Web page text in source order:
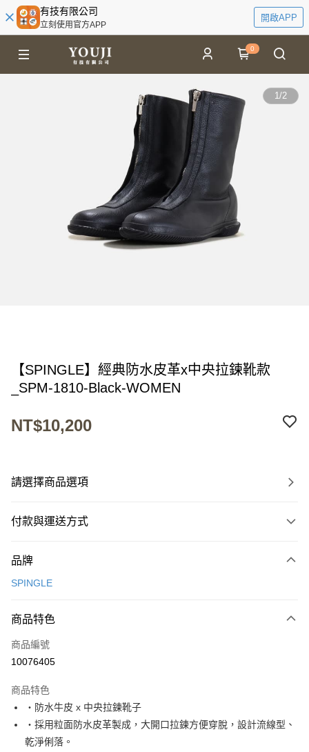
有技有限公司
立刻使用官方APP
開啟APP
0
1/2
【SPINGLE】經典防水皮革x中央拉鍊靴款
_SPM-1810-Black-WOMEN
NT$10,200
請選擇商品選項
付款與運送方式
信用卡一次付款
LINE Pay
全盈+PAY
全家取貨付款
每筆NT$60
付款後全家取貨
品牌
SPINGLE
商品特色
商品編號
10076405
商品特色
‧防水牛皮 x 中央拉鍊靴子
‧採用粒面防水皮革製成，大開口拉鍊方便穿脫，設計流線型、
乾淨俐落。